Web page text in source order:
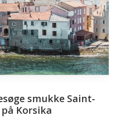
Valley, Korsika